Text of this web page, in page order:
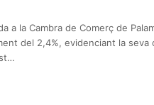
a la Cambra de Comerç de
del 2,4%, evidenciant la